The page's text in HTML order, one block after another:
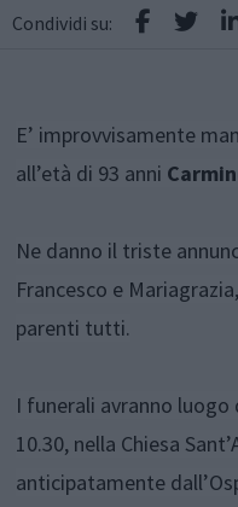
Condividi su:
E’ improvvisamente
all’età di 93 anni
Ne danno il triste
Francesco e
parenti tutti.
I funerali avranno luogo
10.30, nella Chiesa
anticipatamente